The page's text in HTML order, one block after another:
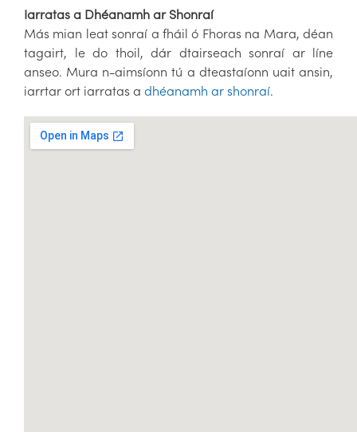
Iarratas a Dhéanamh ar Shonraí
Más mian leat sonraí a fháil ó Fhoras na Mara, déan
tagairt, le do thoil, dár dtairseach sonraí ar líne
anseo. Mura n-aimsíonn tú a dteastaíonn uait ansin,
iarrtar ort iarratas a dhéanamh ar shonraí.